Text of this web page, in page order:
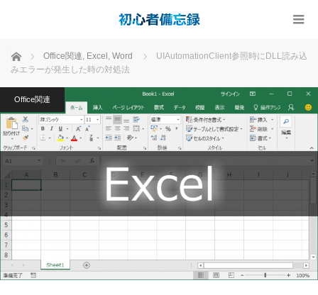
ホーム Office関連, Excel , Word
UIAutomationClient参照時にDLL読み込
みエラーが発生した時の対処法
Office関連